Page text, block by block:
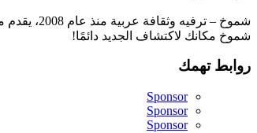
شموخ –
شموخ مكانك لاكتشاف الجديد دائمًا!
روابط تهمك
Sponsor
Sponsor
Sponsor